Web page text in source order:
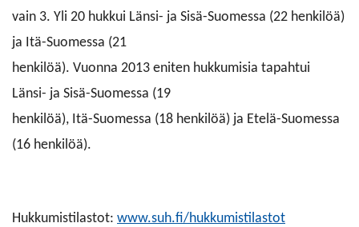
vain 3. Yli 20 hukkui Länsi- ja Sisä-Suomessa (22 henkilöä)
ja Itä-Suomessa (21
henkilöä). Vuonna 2013 eniten hukkumisia tapahtui
Länsi- ja Sisä-Suomessa (19
henkilöä), Itä-Suomessa (18 henkilöä) ja Etelä-Suomessa
(16 henkilöä).
Hukkumistilastot: www.suh.fi/hukkumistilastot